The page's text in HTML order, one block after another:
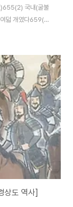
국내(굴불
덟 개였다659(6)
라 - 채색 비단 오
布), 머리 털 30
해 선물함
허리띠 한 벌(腰
상도 역사]